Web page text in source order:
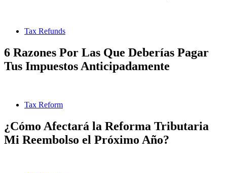
Tax Refunds
6 Razones Por Las Que Deberías Pagar
Tus Impuestos Anticipadamente
Tax Reform
¿Cómo Afectará la Reforma Tributaria
Mi Reembolso el Próximo Año?